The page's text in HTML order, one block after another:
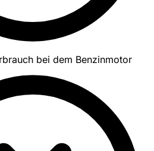
bei dem Benzinmotor